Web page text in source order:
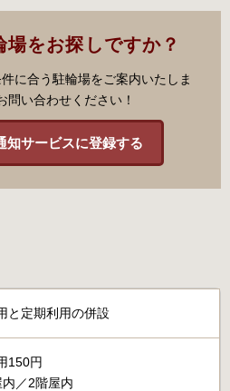
をお探しですか？
に合う駐輪場をご案内いたしま
問い合わせください！
知サービスに登録する
と定期利用の併設
150円
／2階屋内